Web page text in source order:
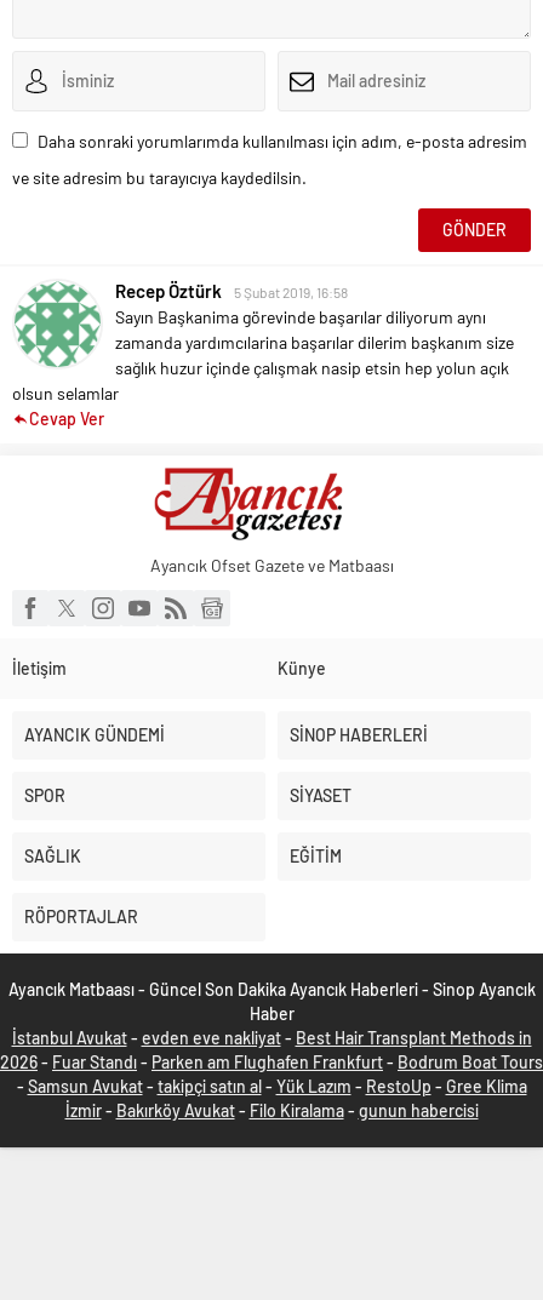
Daha sonraki yorumlarımda kullanılması için adım, e-posta adresim
ve site adresim bu tarayıcıya kaydedilsin.
Recep Öztürk 5 Şubat 2019, 16:58
Sayın Başkanima görevinde başarılar diliyorum aynı
zamanda yardımcılarina başarılar dilerim başkanım size
sağlık huzur içinde çalışmak nasip etsin hep yolun açık
olsun selamlar
Cevap Ver
Ayancık Ofset Gazete ve Matbaası
İletişim Künye
AYANCIK GÜNDEMİ SİNOP HABERLERİ
SPOR SİYASET
SAĞLIK EĞİTİM
RÖPORTAJLAR
Ayancık Matbaası - Güncel Son Dakika Ayancık Haberleri - Sinop Ayancık
Haber
İstanbul Avukat- evden eve nakliyat- Best Hair Transplant Methods in
2026- Fuar Standı- Parken am Flughafen Frankfurt- Bodrum Boat Tours
- Samsun Avukat- takipçi satın al- Yük Lazım - RestoUp - Gree Klima
İzmir- Bakırköy Avukat- Filo Kiralama- gunun habercisi